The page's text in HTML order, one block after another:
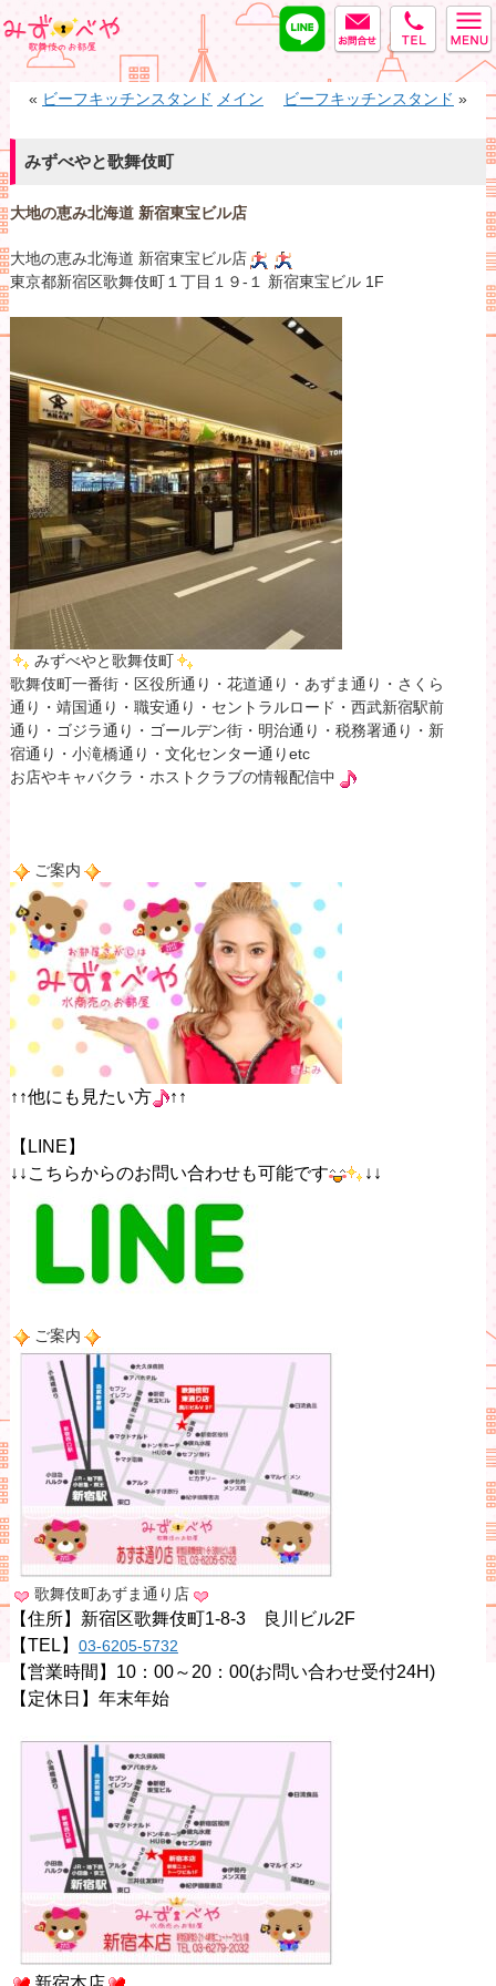
tel
MAIL
LINE
« ビーフキッチンスタンド メイン ビーフキッチンスタンド »
みずべやと歌舞伎町
大地の恵み北海道 新宿東宝ビル店
大地の恵み北海道 新宿東宝ビル店
東京都新宿区歌舞伎町１丁目１９-１ 新宿東宝ビル 1F
みずべやと歌舞伎町
歌舞伎町一番街・区役所通り・花道通り・あずま通り・さくら
通り・靖国通り・職安通り・セントラルロード・西武新宿駅前
通り・ゴジラ通り・ゴールデン街・明治通り・税務署通り・新
宿通り・小滝橋通り・文化センター通りetc
お店やキャバクラ・ホストクラブの情報配信中
ご案内
↑↑他にも見たい方 ↑↑
【LINE】
↓↓こちらからのお問い合わせも可能です
↓↓
ご案内
歌舞伎町あずま通り店
【住所】新宿区歌舞伎町1-8-3 良川ビル2F
【TEL】 03-6205-5732
【営業時間】10：00～20：00(お問い合わせ受付24H)
【定休日】年末年始